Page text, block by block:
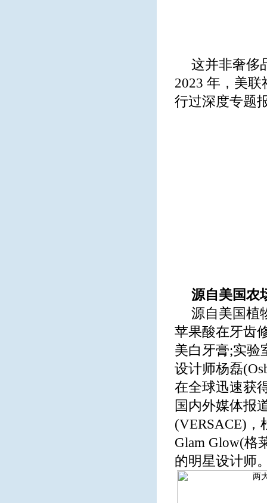
这并非奢侈
2023 年，美联
行过深度专题
源自美国农
源自美国植
苹果酸在牙齿
美白牙膏;实验
设计师杨磊
在全球迅速获
国内外媒体报
(VERSACE)，
Glam Glow(格
的明星设计师